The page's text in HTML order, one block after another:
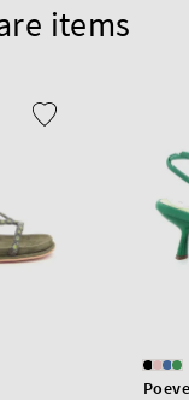
items
Poeve